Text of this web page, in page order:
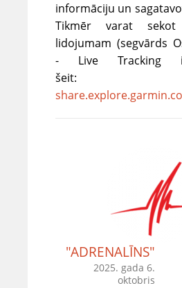
informāciju un
Tikmēr varat
lidojumam (segvārds
- Live Tracking
"ADRENALĪNS"
2025. gada 6.
oktobris